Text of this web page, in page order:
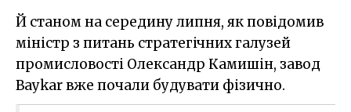
Й станом на середину липня, як повідомив
міністр з питань стратегічних галузей
промисловості Олександр Камишін, завод
Baykar вже почали будувати фізично.